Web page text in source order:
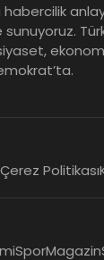
Çerez Politikası
SporMagazin